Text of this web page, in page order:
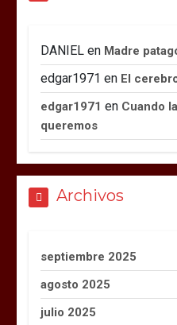
DANIEL en Madre
edgar1971 en El
edgar1971 en Cuando
queremos
Archivos
septiembre 2025
agosto 2025
julio 2025